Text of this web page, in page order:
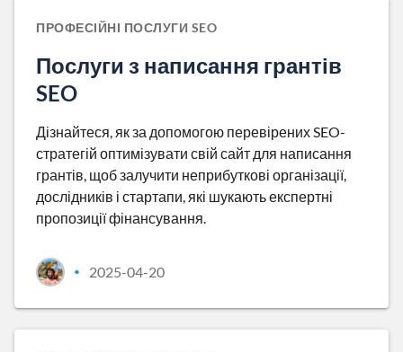
ПРОФЕСІЙНІ ПОСЛУГИ SEO
Послуги з написання грантів
SEO
Дізнайтеся, як за допомогою перевірених SEO-
стратегій оптимізувати свій сайт для написання
грантів, щоб залучити неприбуткові організації,
дослідників і стартапи, які шукають експертні
пропозиції фінансування.
• 2025-04-20